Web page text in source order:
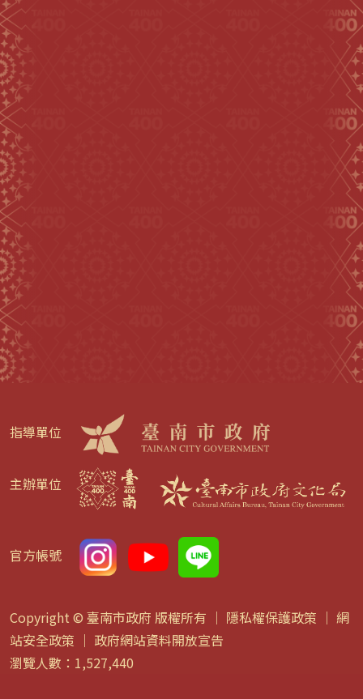
指導單位
主辦單位
官方帳號
Copyright © 臺南市政府 版權所有 ｜ 隱私權保護政策 ｜ 網
站安全政策 ｜ 政府網站資料開放宣告
瀏覽人數：1,527,440